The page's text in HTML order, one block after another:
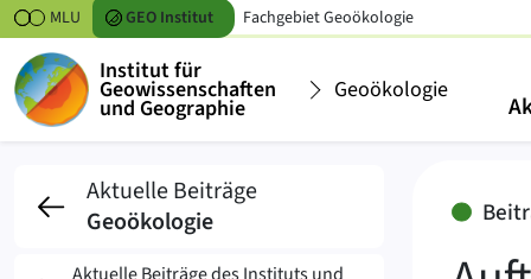
Zum Inhalt springen
MLU GEO Institut FachgebietGeoökologie
Institut für
Geowissenschaften
und Geographie
Geoökologie
Auftaktveranstaltung
Aktuelle Beiträge
Geoökologie